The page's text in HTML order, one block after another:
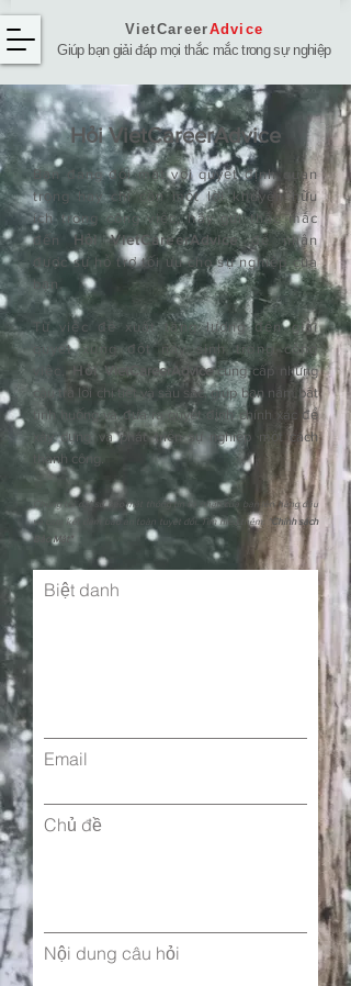
VietCareerAdvice
Giúp bạn giải đáp mọi thắc mắc trong sự nghiệp
Hỏi ​VietCareerAdvice
Bạn đang đối mặt với quyết định quan
trọng hay chỉ cần một lời khuyên hữu
ích trong công việc, hãy gửi thắc mắc
đếnHỏi VietCareerAdviceđể nhận
được sự hỗ trợ tối ưu cho sự nghiệp của
bạn.
Từ việc đề xuất tăng lương đến giải
quyết xung đột nảy sinh trong công
việc, HỏiVietCareerAdvicecung cấp những
câu trả lời chi tiết và sâu sắc, giúp bạn nắm bắt
tình huống và đưa ra quyết định chính xác để
xây dựng và phát triển sự nghiệp một cách
thành công.
Chúng tôi đặt sự bảo mật thông tin cá nhân của bạn lên hàng đầu
và cam kết đảm bảo an toàn tuyệt đối. Tìm hiểu thêm: " Chính sách
Bảo Mật"
Biệt danh
Email
Chủ đề
Nội dung câu hỏi